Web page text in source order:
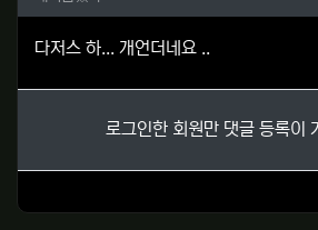
다저스 하... 개언더네요 ..
로그인한 회원만 댓글 등록이